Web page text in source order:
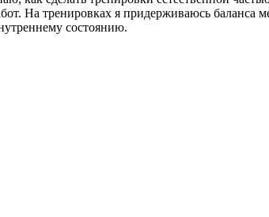
На тренировках я придерживаюсь
состоянию.